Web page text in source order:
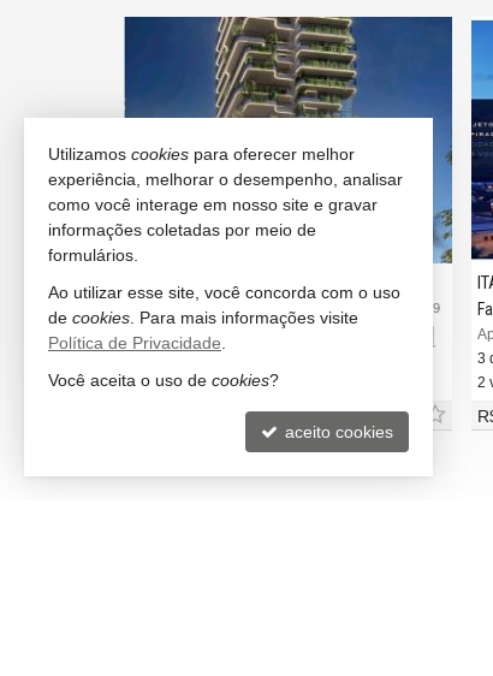
#2.469
Fazenda
Apartamento no Edifício Laguna 182
3 vagas (Privativa)
R$ 1.796.000,
3
2
Utilizamos cookies para oferecer melhor
experiência, melhorar o desempenho, analisar
como você interage em nosso site e gravar
informações coletadas por meio de
formulários.
Ao utilizar esse site, você concorda com o uso
de cookies . Para mais informações visite
Política de Privacidade
Você aceita o uso de cookies?
aceito cookies